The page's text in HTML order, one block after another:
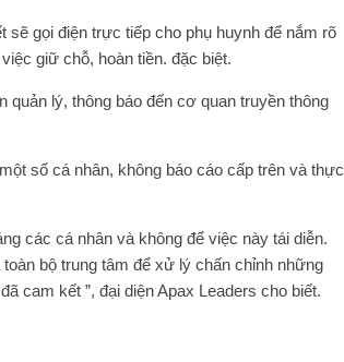
gọi điện trực tiếp cho phụ huynh để nắm rõ
giữ chỗ, hoàn tiền. đặc biệt.
lý, thông báo đến cơ quan truyền thông
số cá nhân, không báo cáo cấp trên và thực
các cá nhân và không để việc này tái diễn.
bộ trung tâm để xử lý chấn chỉnh những
cam kết ”, đại diện Apax Leaders cho biết.